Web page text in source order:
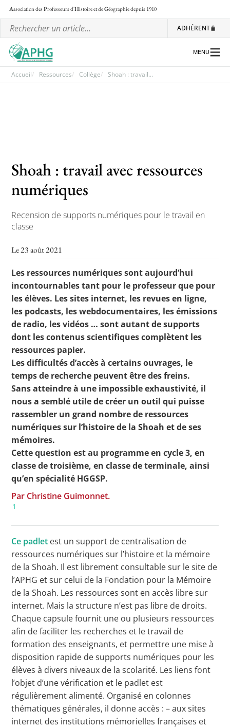
Association desProfesseurs d'Histoire et deGéographiedepuis 1910
ADHÉRENT
Communiqués et motions
Lettre d’information de l’APHG
Toutes les actualités
Les rendez-vous de l’APHG
Concours de recrutement
Concours scolaires
Conférences, tables rondes
Critique d’ouvrages publiés
Culture
MENU
Accueil Ressources Collège Shoah : travail...
Shoah : travail avec ressources
numériques
Recension de supports numériques pour le travail en
classe
Le 23 août 2021
Les ressources numériques sont aujourd’hui
incontournables tant pour le professeur que pour
les élèves. Les sites internet, les revues en ligne,
les podcasts, les webdocumentaires, les émissions
de radio, les vidéos … sont autant de supports
dont les contenus scientifiques complètent les
ressources papier.
Les difficultés d’accès à certains ouvrages, le
temps de recherche peuvent être des freins.
Sans atteindre à une impossible exhaustivité, il
nous a semblé utile de créer un outil qui puisse
rassembler un grand nombre de ressources
numériques sur l’histoire de la Shoah et de ses
mémoires.
Cette question est au programme en cycle 3, en
classe de troisième, en classe de terminale, ainsi
qu’en spécialité HGGSP.
Par Christine Guimonnet.
1
Ce padlet est un support de centralisation de
ressources numériques sur l’histoire et la mémoire
de la Shoah. Il est librement consultable sur le site de
l’APHG et sur celui de la Fondation pour la Mémoire
de la Shoah. Les ressources sont en accès libre sur
internet. Mais la structure n’est pas libre de droits.
Chaque capsule fournit une ou plusieurs ressources
afin de faciliter les recherches et le travail de
formation des enseignants, et permettre une mise à
disposition rapide de supports numériques pour les
élèves à divers niveaux de la scolarité. Les liens font
l’objet d’une vérification et le padlet est
régulièrement alimenté. Organisé en colonnes
thématiques générales, il donne accès : – aux sites
internet des institutions mémorielles françaises et